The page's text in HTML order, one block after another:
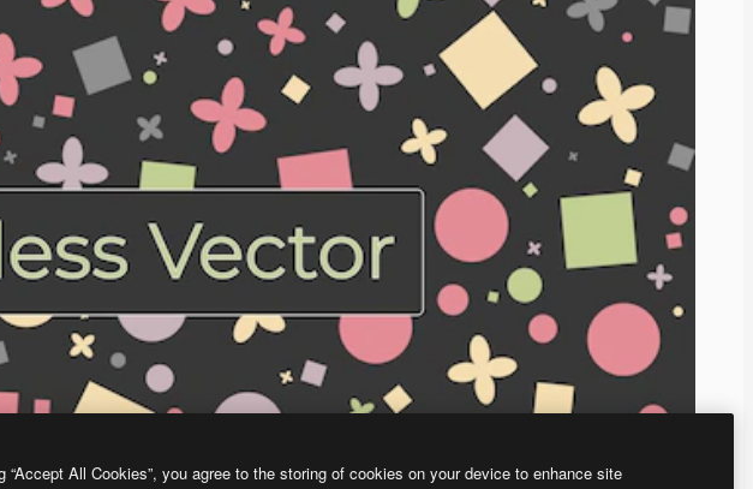
“Accept All Cookies”, you agree to the storing of cookies on your device to enhance site